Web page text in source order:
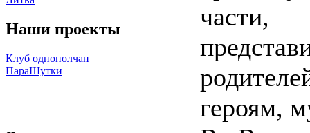
Наши проекты
Клуб однополчан
ПараШутки
части,
героям,